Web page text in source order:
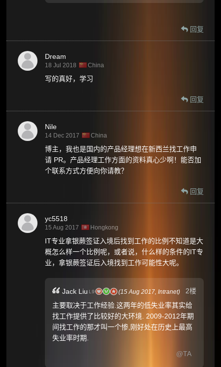
回复
Dream
18 Jul 2018 China
写的真好，学习
回复
Nile
14 Dec 2017 China
博主，我也是国内的产品经理想在新西兰找工作申
请 PR。产品经理工作方面的资料真心少啊！能否加
个联系方式方便向你请教？
回复
yc5518
15 Aug 2017 Hongkong
IT专业拿银蕨签证入境后找到工作的比例不知道是大
概怎么样一个比例呢，或者说，什么样的条件的IT专
业，拿银蕨签证后入境找到工作可能性大呢。
2楼
Jack Liu L9 (15 Aug 2017,Intranet)
主要取决于工作经验.这两年的低失业率其实给
找工作提供了比较好的大环境. 2009-2012年期
间找工作的那才叫一个惨,刚好处在历史上最高
失业率时期.
@TA